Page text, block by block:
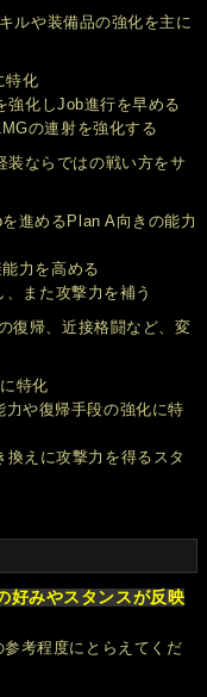
ルや装備品の強化を主に
特化
化しJob進行を早める
の連射を強化する
ならではの戦い方をサ
進めるPlan A向きの能力
力を高める
また攻撃力を補う
復帰、近接格闘など、変
特化
や復帰手段の強化に特
えに攻撃力を得るスタ
好みやスタンスが反映
参考程度にとらえてくだ